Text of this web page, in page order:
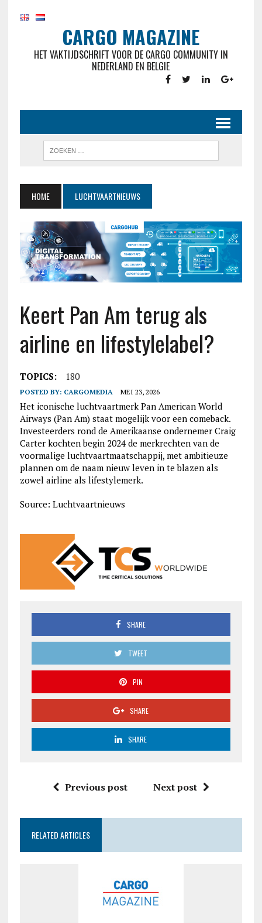
CARGO MAGAZINE
HET VAKTIJDSCHRIFT VOOR DE CARGO COMMUNITY IN
NEDERLAND EN BELGIE
HOME LUCHTVAARTNIEUWS
Keert Pan Am terug als
airline en lifestylelabel?
TOPICS: 180
POSTED BY: CARGOMEDIA MEI 23, 2026
Het iconische luchtvaartmerk Pan American World
Airways (Pan Am) staat mogelijk voor een comeback.
Investeerders rond de Amerikaanse ondernemer Craig
Carter kochten begin 2024 de merkrechten van de
voormalige luchtvaartmaatschappij, met ambitieuze
plannen om de naam nieuw leven in te blazen als
zowel airline als lifestylemerk.
Source: Luchtvaartnieuws
SHARE
TWEET
PIN
SHARE
SHARE
Previous post Next post
RELATED ARTICLES